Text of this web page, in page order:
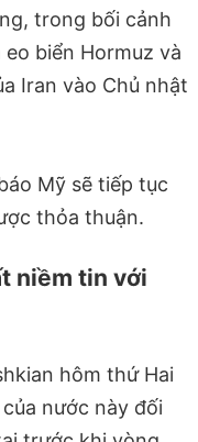
trong bối cảnh
biển Hormuz và
Iran vào Chủ nhật
Mỹ sẽ tiếp tục
thỏa thuận.
niềm tin với
hôm thứ Hai
nước này đối